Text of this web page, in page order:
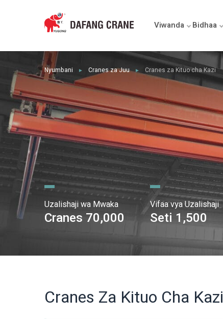
Viwanda Bidhaa
Nyumbani ► Cranes za Juu ► Cranes za Kituo cha Kazi
Uzalishaji wa Mwaka
Cranes 70,000
Vifaa vya Uzalishaji
Seti 1,500
Cranes Za Kituo Cha Kazi